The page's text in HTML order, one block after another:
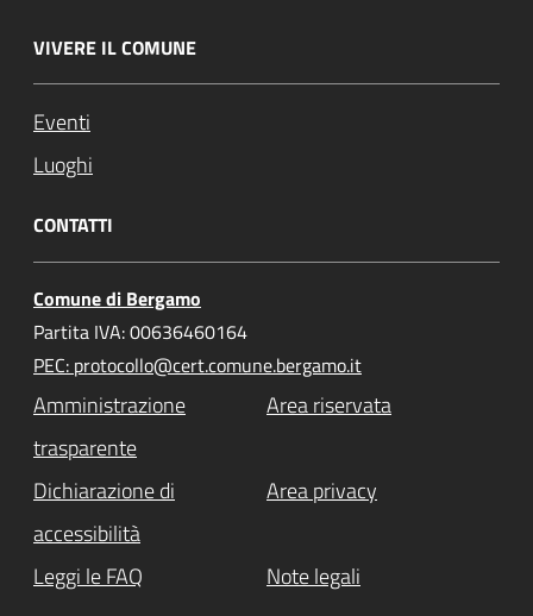
VIVERE IL COMUNE
Eventi
Luoghi
CONTATTI
Comune di Bergamo
Partita IVA: 00636460164
PEC: protocollo@cert.comune.bergamo.it
Amministrazione
trasparente
Area riservata
Dichiarazione di
accessibilità
Area privacy
Leggi le FAQ Note legali